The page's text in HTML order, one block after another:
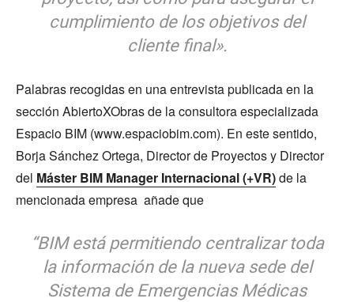
cumplimiento de los objetivos del
cliente final».
Palabras recogidas en una entrevista publicada en la
sección AbiertoXObras de la consultora especializada
Espacio BIM (www.espaciobim.com). En este sentido,
Borja Sánchez Ortega, Director de Proyectos y Director
del Máster BIM Manager Internacional (+VR)de la
mencionada empresa añade que
“BIM está permitiendo centralizar toda
la información de la nueva sede del
Sistema de Emergencias Médicas